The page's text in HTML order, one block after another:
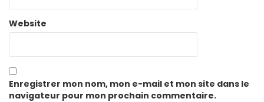
Website
Enregistrer mon nom, mon e-mail et mon site dans le
navigateur pour mon prochain commentaire.